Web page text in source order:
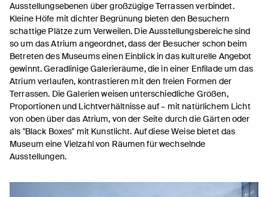
Ausstellungsebenen über großzügige Terrassen verbindet.
Kleine Höfe mit dichter Begrünung bieten den Besuchern
schattige Plätze zum Verweilen. Die Ausstellungsbereiche sind
so um das Atrium angeordnet, dass der Besucher schon beim
Betreten des Museums einen Einblick in das kulturelle Angebot
gewinnt. Geradlinige Galerieräume, die in einer Enfilade um das
Atrium verlaufen, kontrastieren mit den freien Formen der
Terrassen. Die Galerien weisen unterschiedliche Größen,
Proportionen und Lichtverhältnisse auf – mit natürlichem Licht
von oben über das Atrium, von der Seite durch die Gärten oder
als "Black Boxes" mit Kunstlicht. Auf diese Weise bietet das
Museum eine Vielzahl von Räumen für wechselnde
Ausstellungen.